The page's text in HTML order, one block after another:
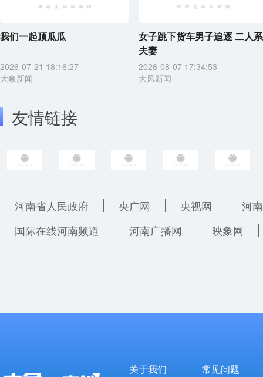
我们一起顶瓜瓜
2026-07-21 18:16:27
大象新闻
女子跳下货车男子追逐 二人系
夫妻
2026-08-07 17:34:53
大风新闻
友情链接
河南省人民政府 央广网 央视网
河
国际在线河南频道
河南广播网 映象网
关于我们 常见问题